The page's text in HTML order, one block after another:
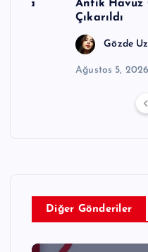
Antik Havuz
Çıkarıldı
Gözde
Ağustos 5, 2026
Diğer Gönderiler